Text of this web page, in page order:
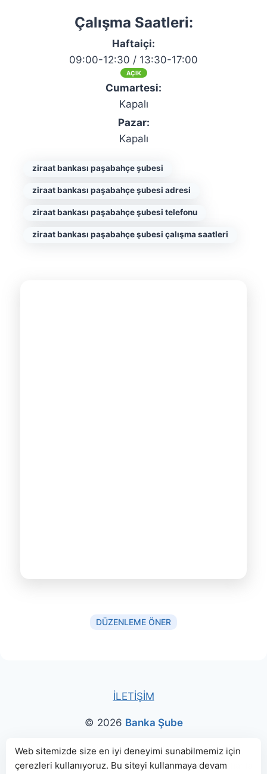
Çalışma Saatleri:
Haftaiçi:
09:00-12:30 / 13:30-17:00
AÇIK
Cumartesi:
Kapalı
Pazar:
Kapalı
ziraat bankası paşabahçe şubesi
ziraat bankası paşabahçe şubesi adresi
ziraat bankası paşabahçe şubesi telefonu
ziraat bankası paşabahçe şubesi çalışma saatleri
DÜZENLEME ÖNER
İLETİŞİM
© 2026 Banka Şube
Bu sitede paylaşılan banka bilgileri için kaynak olarak
genellikle TBBveBDDKweb sitelerinden faydalanılmış, harita
Web sitemizde size en iyi deneyimi sunabilmemiz için
çerezleri kullanıyoruz. Bu siteyi kullanmaya devam